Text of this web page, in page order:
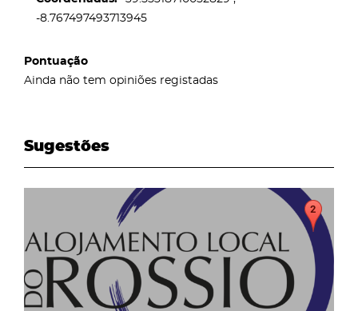
-8.767497493713945
Pontuação
Ainda não tem opiniões registadas
Sugestões